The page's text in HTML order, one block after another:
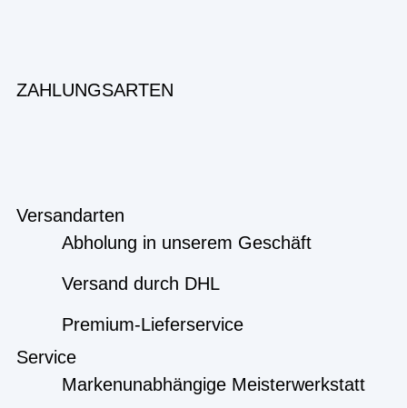
ZAHLUNGSARTEN
Versandarten
Abholung in unserem Geschäft
Versand durch DHL
Premium-Lieferservice
Service
Markenunabhängige Meisterwerkstatt